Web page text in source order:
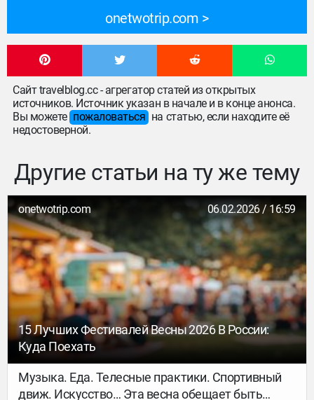
onetwotrip.com
Сайт travelblog.cc - агрегатор статей из открытых
источников. Источник указан в начале и в конце анонса.
Вы можете пожаловаться на статью, если находите её
недостоверной.
Другие статьи на ту же тему
onetwotrip.com 06.02.2026 / 16:59
15 Лучших Фестивалей Весны 2026 В России:
Куда Поехать
Музыка. Еда. Телесные практики. Спортивный
движ. Искусство… Эта весна обещает быть